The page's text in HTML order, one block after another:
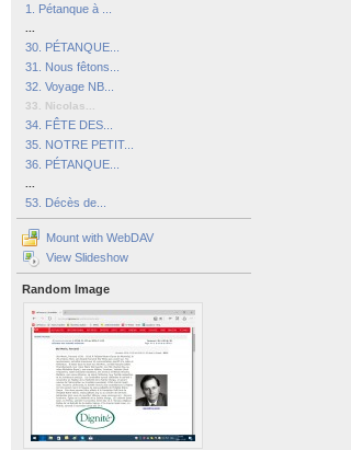
1. Pétanque à ...
30. PÉTANQUE...
31. Nous fêtons...
32. Voyage NB...
33. Nicolas...
34. FÊTE DES...
35. NOTRE PETIT...
36. PÉTANQUE...
53. Décès de...
Mount with WebDAV
View Slideshow
Random Image